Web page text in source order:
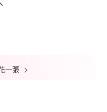
一張